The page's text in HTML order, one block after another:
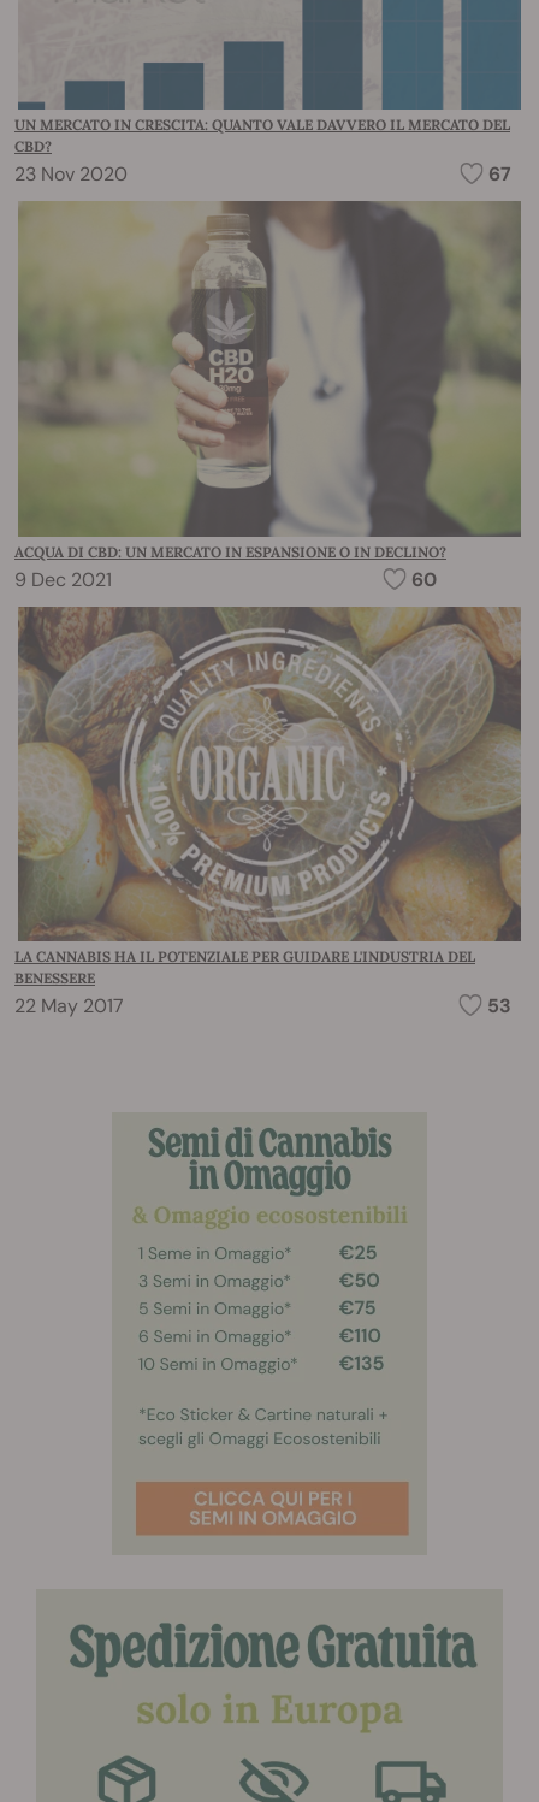
UN MERCATO IN CRESCITA: QUANTO VALE DAVVERO IL MERCATO DEL
CBD?
23 Nov 2020 67
ACQUA DI CBD: UN MERCATO IN ESPANSIONE O IN DECLINO?
9 Dec 2021 60
LA CANNABIS HA IL POTENZIALE PER GUIDARE L'INDUSTRIA DEL
BENESSERE
22 May 2017 53